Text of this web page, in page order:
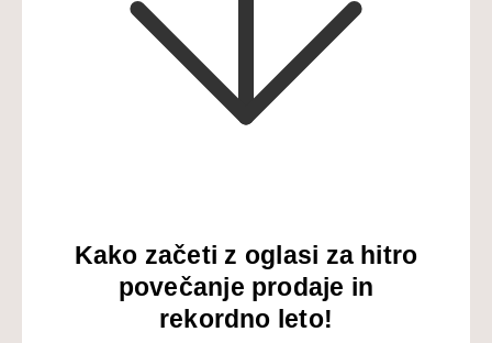
Kako začeti z oglasi za hitro
povečanje prodaje in
rekordno leto!